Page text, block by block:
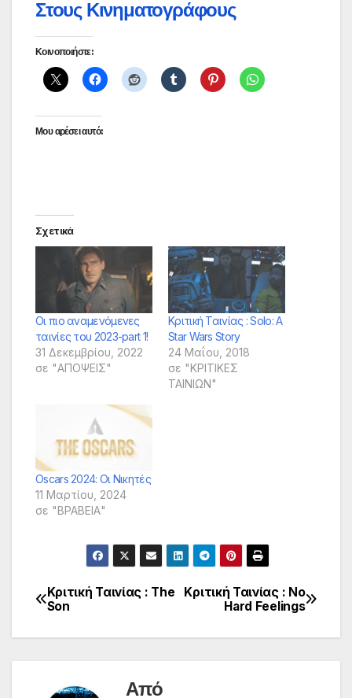
Στους Κινηματογράφους
Κοινοποιήστε:
Μου αρέσει αυτό:
Σχετικά
Οι πιο αναμενόμενες
ταινίες του 2023-part 1!
31 Δεκεμβρίου, 2022
σε "ΑΠΟΨΕΙΣ"
Κριτική Ταινίας : Solo: A
Star Wars Story
24 Μαΐου, 2018
σε "ΚΡΙΤΙΚΕΣ
ΤΑΙΝΙΩΝ"
Oscars 2024: Οι Νικητές
11 Μαρτίου, 2024
σε "ΒΡΑΒΕΙΑ"
Πλοήγηση
άρθρων
Κριτική Ταινίας : No
Hard Feelings
Κριτική Ταινίας : The
Son
Από